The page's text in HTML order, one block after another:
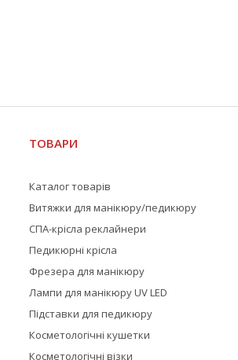
ТОВАРИ
Каталог товарів
Витяжки для манікюру/педикюру
СПА-крісла реклайнери
Педикюрні крісла
Фрезера для манікюру
Лампи для манікюру UV LED
Підставки для педикюру
Косметологічні кушетки
Косметологічні візки